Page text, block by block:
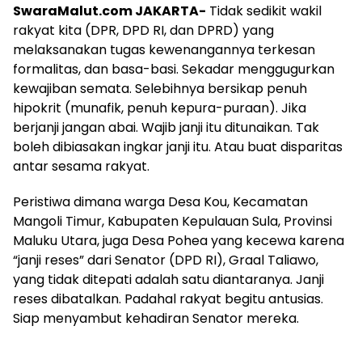
SwaraMalut.com JAKARTA- Tidak sedikit wakil
rakyat kita (DPR, DPD RI, dan DPRD) yang
melaksanakan tugas kewenangannya terkesan
formalitas, dan basa-basi. Sekadar menggugurkan
kewajiban semata. Selebihnya bersikap penuh
hipokrit (munafik, penuh kepura-puraan). Jika
berjanji jangan abai. Wajib janji itu ditunaikan. Tak
boleh dibiasakan ingkar janji itu. Atau buat disparitas
antar sesama rakyat.
Peristiwa dimana warga Desa Kou, Kecamatan
Mangoli Timur, Kabupaten Kepulauan Sula, Provinsi
Maluku Utara, juga Desa Pohea yang kecewa karena
“janji reses” dari Senator (DPD RI), Graal Taliawo,
yang tidak ditepati adalah satu diantaranya. Janji
reses dibatalkan. Padahal rakyat begitu antusias.
Siap menyambut kehadiran Senator mereka.